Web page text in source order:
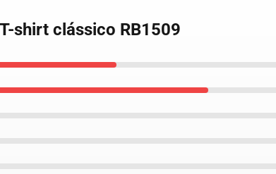
shirt clássico RB1509